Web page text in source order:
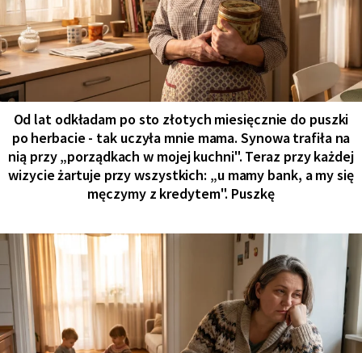
Od lat odkładam po sto złotych miesięcznie do puszki
po herbacie - tak uczyła mnie mama. Synowa trafiła na
nią przy „porządkach w mojej kuchni". Teraz przy każdej
wizycie żartuje przy wszystkich: „u mamy bank, a my się
męczymy z kredytem". Puszkę